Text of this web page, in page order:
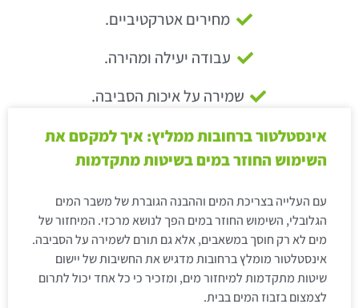
מחירים אטרקטיביים.
עבודה יעילה ומהירה.
שמירה על איכות הסביבה.
אינסטלטור ברחובות ממליץ: איך למקסם את
השימוש החוזר במים בשיטות מתקדמות
עם העלייה בצריכת המים וההבנה הגוברת של משבר המים
הגלובלי, השימוש החוזר במים הפך לנושא מרכזי. המיחזור של
מים לא רק חוסך במשאבים, אלא גם תורם לשמירה על הסביבה.
אינסטלטור מומלץ ברחובות מדגיש את החשיבות של יישום
שיטות מתקדמות למיחזור מים, ומזכיר כי כל אחד יכול לתרום
לצמצום בזבוז המים בבית.